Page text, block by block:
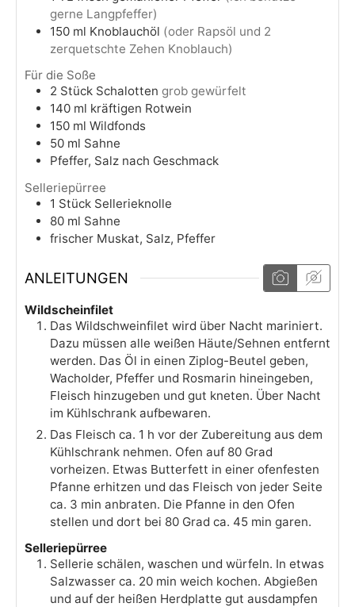
gerne Langpfeffer)
150 ml Knoblauchöl (oder Rapsöl und 2
zerquetschte Zehen Knoblauch)
Für die Soße
2 Stück Schalotten grob gewürfelt
140 ml kräftigen Rotwein
150 ml Wildfonds
50 ml Sahne
Pfeffer, Salz nach Geschmack
Selleriepürree
1 Stück Sellerieknolle
80 ml Sahne
frischer Muskat, Salz, Pfeffer
ANLEITUNGEN
Wildscheinfilet
Das Wildschweinfilet wird über Nacht mariniert.
Dazu müssen alle weißen Häute/Sehnen entfernt
werden. Das Öl in einen Ziplog-Beutel geben,
Wacholder, Pfeffer und Rosmarin hineingeben,
Fleisch hinzugeben und gut kneten. Über Nacht
im Kühlschrank aufbewaren.
Das Fleisch ca. 1 h vor der Zubereitung aus dem
Kühlschrank nehmen. Ofen auf 80 Grad
vorheizen. Etwas Butterfett in einer ofenfesten
Pfanne erhitzen und das Fleisch von jeder Seite
ca. 3 min anbraten. Die Pfanne in den Ofen
stellen und dort bei 80 Grad ca. 45 min garen.
Selleriepürree
Sellerie schälen, waschen und würfeln. In etwas
Salzwasser ca. 20 min weich kochen. Abgießen
und auf der heißen Herdplatte gut ausdampfen